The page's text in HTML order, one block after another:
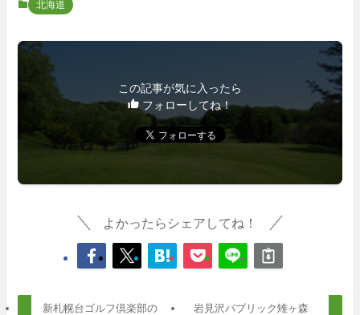
北海道
この記事が気に入ったら
フォローしてね！
よかったらシェアしてね！
新札幌台ゴルフ倶楽部の
岩見沢パブリック雉ヶ森